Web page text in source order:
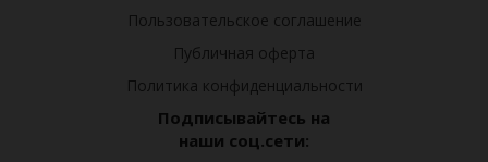
Пользовательское соглашение
Публичная оферта
Политика конфиденциальности
Подписывайтесь на
наши соц.сети: